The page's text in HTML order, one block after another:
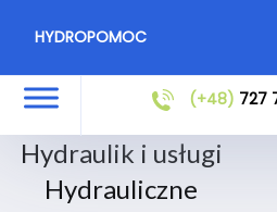
HYDROPOMOC
(+48) 727
Hydraulik i usługi
Hydrauliczne